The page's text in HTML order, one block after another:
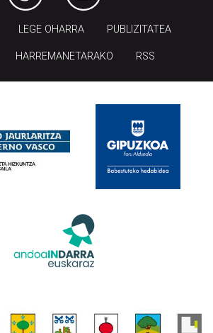
LEGE OHARRA PUBLIZITATEA
HARREMANETARAKO RSS